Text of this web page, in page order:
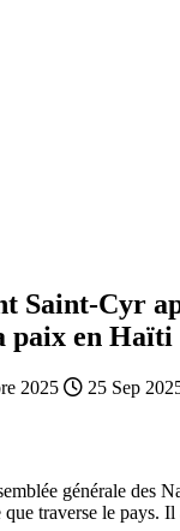
Saint-Cyr
paix en Haïti
2025 25 Sep
générale
traverse le pays.